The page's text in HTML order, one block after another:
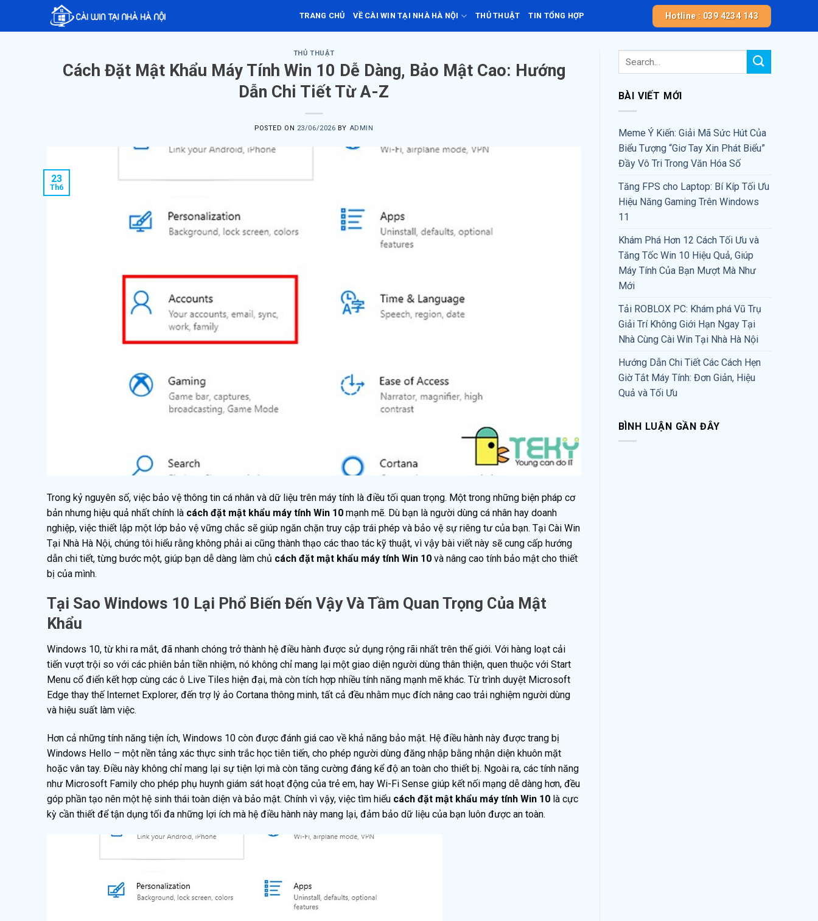
TRANG CHỦ VỀ CÀI WIN TẠI NHÀ HÀ NỘI THỦ THUẬT TIN TỔNG HỢP Hotline : 039 4234 143
THỦ THUẬT
Cách Đặt Mật Khẩu Máy Tính Win 10 Dễ Dàng, Bảo Mật Cao: Hướng
Dẫn Chi Tiết Từ A-Z
POSTED ON 23/06/2026 BY ADMIN
23
Th6
Trong kỷ nguyên số, việc bảo vệ thông tin cá nhân và dữ liệu trên máy tính là điều tối quan trọng. Một trong những biện pháp cơ
bản nhưng hiệu quả nhất chính là cách đặt mật khẩu máy tính Win 10 mạnh mẽ. Dù bạn là người dùng cá nhân hay doanh
nghiệp, việc thiết lập một lớp bảo vệ vững chắc sẽ giúp ngăn chặn truy cập trái phép và bảo vệ sự riêng tư của bạn. Tại Cài Win
Tại Nhà Hà Nội, chúng tôi hiểu rằng không phải ai cũng thành thạo các thao tác kỹ thuật, vì vậy bài viết này sẽ cung cấp hướng
dẫn chi tiết, từng bước một, giúp bạn dễ dàng làm chủ cách đặt mật khẩu máy tính Win 10 và nâng cao tính bảo mật cho thiết
bị của mình.
Tại Sao Windows 10 Lại Phổ Biến Đến Vậy Và Tầm Quan Trọng Của Mật
Khẩu
Windows 10, từ khi ra mắt, đã nhanh chóng trở thành hệ điều hành được sử dụng rộng rãi nhất trên thế giới. Với hàng loạt cải
tiến vượt trội so với các phiên bản tiền nhiệm, nó không chỉ mang lại một giao diện người dùng thân thiện, quen thuộc với Start
Menu cổ điển kết hợp cùng các ô Live Tiles hiện đại, mà còn tích hợp nhiều tính năng mạnh mẽ khác. Từ trình duyệt Microsoft
Edge thay thế Internet Explorer, đến trợ lý ảo Cortana thông minh, tất cả đều nhằm mục đích nâng cao trải nghiệm người dùng
và hiệu suất làm việc.
Hơn cả những tính năng tiện ích, Windows 10 còn được đánh giá cao về khả năng bảo mật. Hệ điều hành này được trang bị
Windows Hello – một nền tảng xác thực sinh trắc học tiên tiến, cho phép người dùng đăng nhập bằng nhận diện khuôn mặt
hoặc vân tay. Điều này không chỉ mang lại sự tiện lợi mà còn tăng cường đáng kể độ an toàn cho thiết bị. Ngoài ra, các tính năng
như Microsoft Family cho phép phụ huynh giám sát hoạt động của trẻ em, hay Wi-Fi Sense giúp kết nối mạng dễ dàng hơn, đều
góp phần tạo nên một hệ sinh thái toàn diện và bảo mật. Chính vì vậy, việc tìm hiểu cách đặt mật khẩu máy tính Win 10 là cực
kỳ cần thiết để tận dụng tối đa những lợi ích mà hệ điều hành này mang lại, đảm bảo dữ liệu của bạn luôn được an toàn.
BÀI VIẾT MỚI
Meme Ý Kiến: Giải Mã Sức Hút Của
Biểu Tượng “Giơ Tay Xin Phát Biểu”
Đầy Vô Tri Trong Văn Hóa Số
Tăng FPS cho Laptop: Bí Kíp Tối Ưu
Hiệu Năng Gaming Trên Windows
11
Khám Phá Hơn 12 Cách Tối Ưu và
Tăng Tốc Win 10 Hiệu Quả, Giúp
Máy Tính Của Bạn Mượt Mà Như
Mới
Tải ROBLOX PC: Khám phá Vũ Trụ
Giải Trí Không Giới Hạn Ngay Tại
Nhà Cùng Cài Win Tại Nhà Hà Nội
Hướng Dẫn Chi Tiết Các Cách Hẹn
Giờ Tắt Máy Tính: Đơn Giản, Hiệu
Quả và Tối Ưu
BÌNH LUẬN GẦN ĐÂY